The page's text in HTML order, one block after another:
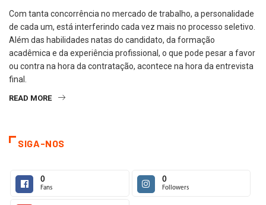
Com tanta concorrência no mercado de trabalho, a personalidade
de cada um, está interferindo cada vez mais no processo seletivo.
Além das habilidades natas do candidato, da formação
acadêmica e da experiência profissional, o que pode pesar a favor
ou contra na hora da contratação, acontece na hora da entrevista
final.
READ MORE
SIGA-NOS
0
Fans
0
Followers